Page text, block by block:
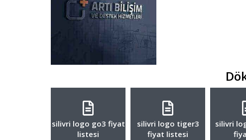
silivri logo go3 fiyat
listesi
silivri logo tiger3
fiyat listesi
silivri